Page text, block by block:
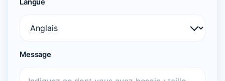
Langue
Message